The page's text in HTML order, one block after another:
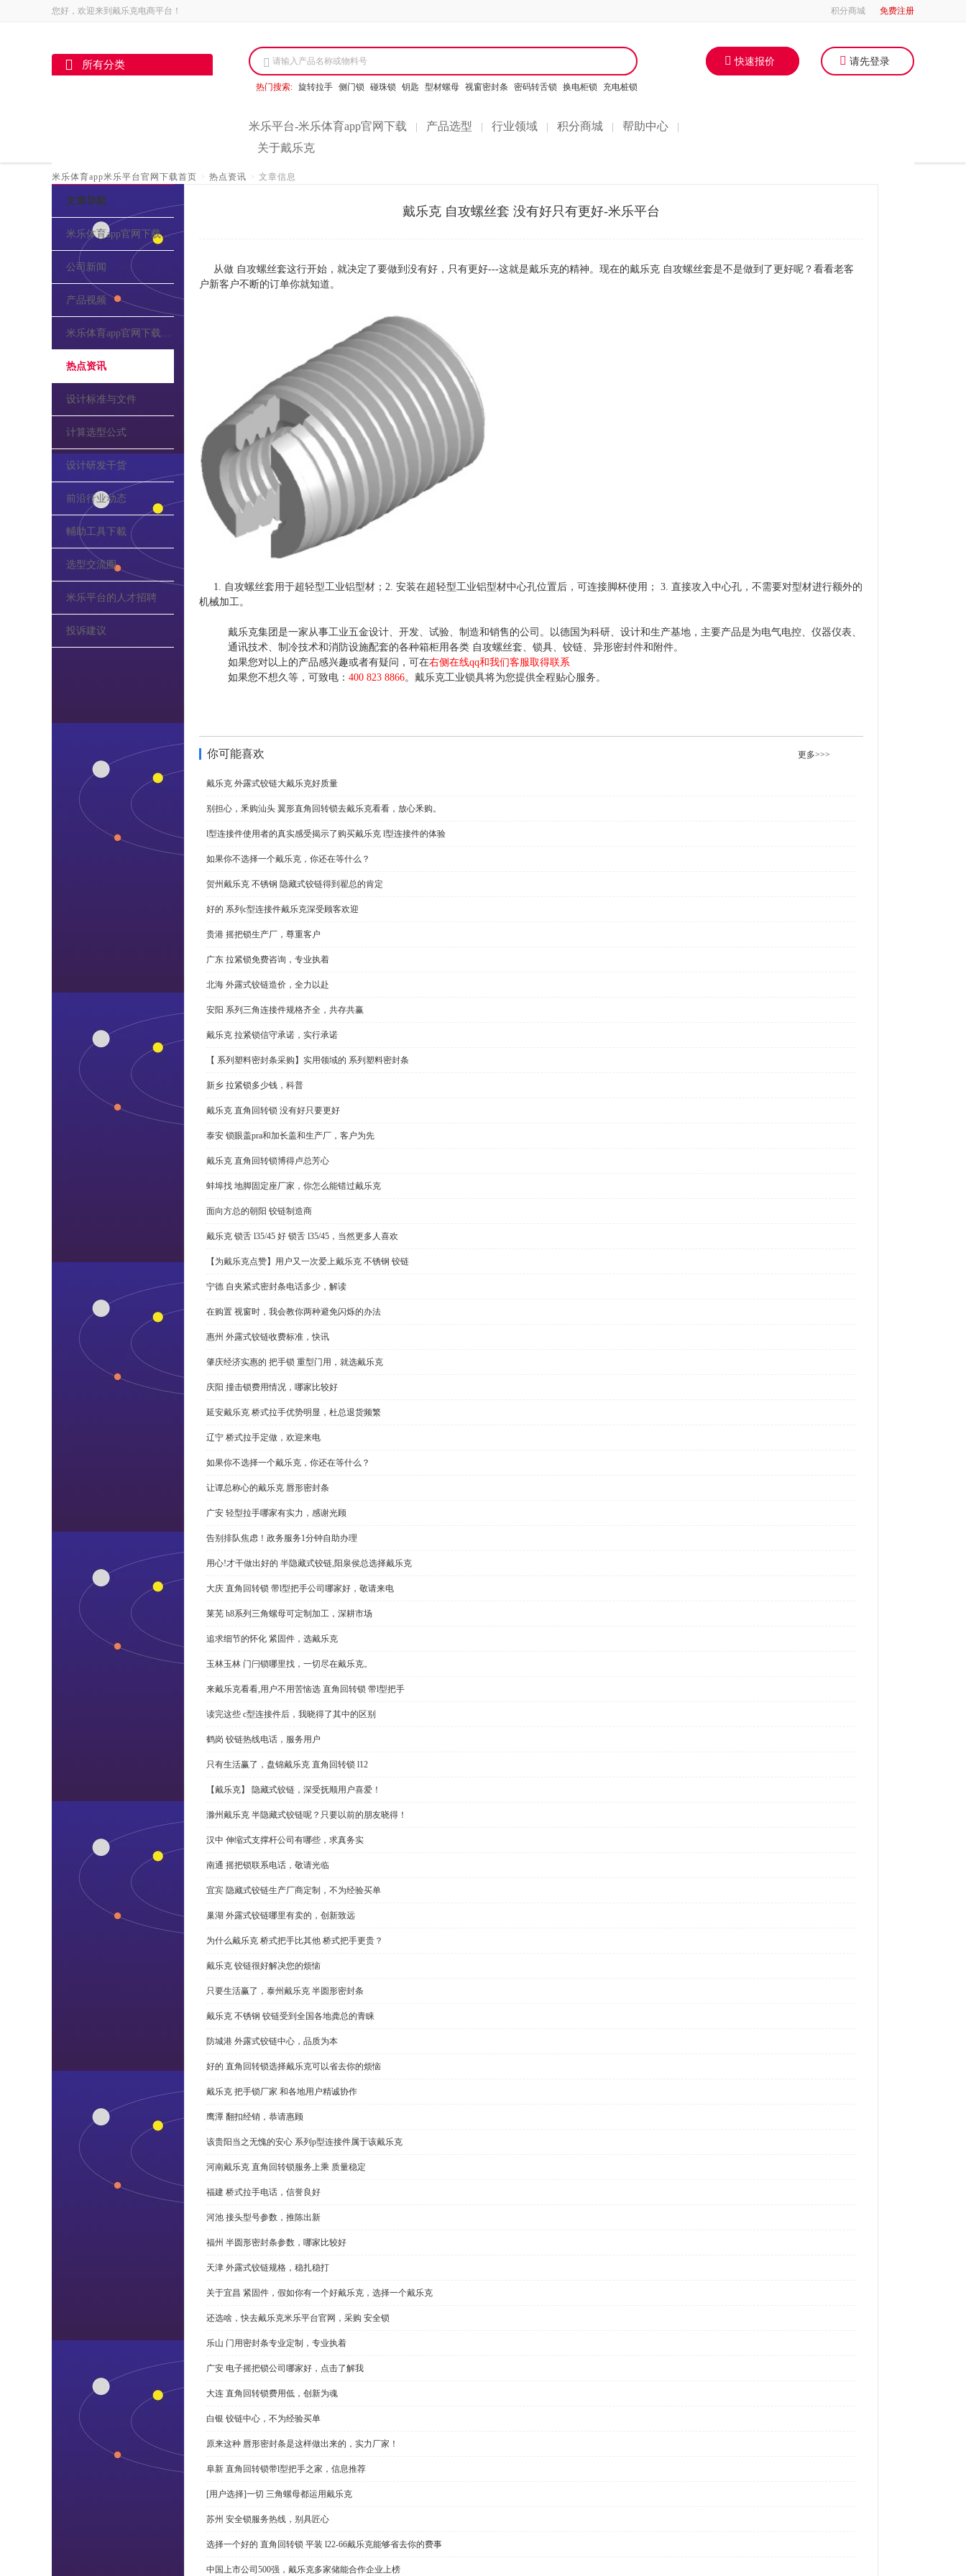
您好，欢迎来到戴乐克电商平台！ 积分商城 免费注册
所有分类 请输入产品名称或物料号
热门搜索: 旋转拉手 侧门锁 碰珠锁 钥匙 型材螺母 视窗密封条 密码转舌锁 换电柜锁 充电桩锁
米乐平台-米乐体育app官网下载 产品选型 行业领域 积分商城 帮助中心
关于戴乐克
快速报价 请先登录
米乐体育app米乐平台官网下载首页 > 热点资讯 > 文章信息
文章导航
米乐体育app官网下载的介绍
公司新闻
产品视频
米乐体育app官网下载的公告
热点资讯
设计标准与文件
计算选型公式
设计研发干货
前沿行业动态
輔助工具下載
选型交流圈
米乐平台的人才招聘
投诉建议
戴乐克 自攻螺丝套 没有好只有更好-米乐平台
从做 自攻螺丝套这行开始，就决定了要做到没有好，只有更好---这就是戴乐克的精神。现在的戴乐克 自攻螺丝套是不是做到了更好呢？看看老客
户新客户不断的订单你就知道。
1. 自攻螺丝套用于超轻型工业铝型材；2. 安装在超轻型工业铝型材中心孔位置后，可连接脚杯使用； 3. 直接攻入中心孔，不需要对型材进行额外的
机械加工。
戴乐克集团是一家从事工业五金设计、开发、试验、制造和销售的公司。以德国为科研、设计和生产基地，主要产品是为电气电控、仪器仪表、
通讯技术、制冷技术和消防设施配套的各种箱柜用各类 自攻螺丝套、锁具、铰链、异形密封件和附件。
如果您对以上的产品感兴趣或者有疑问，可在右侧在线qq和我们客服取得联系
如果您不想久等，可致电： 400 823 8866。戴乐克工业锁具将为您提供全程贴心服务。
你可能喜欢 更多>>>
戴乐克 外露式铰链大戴乐克好质量
别担心，釆购汕头 翼形直角回转锁去戴乐克看看，放心釆购。
l型连接件使用者的真实感受揭示了购买戴乐克 l型连接件的体验
如果你不选择一个戴乐克，你还在等什么？
贺州戴乐克 不锈钢 隐藏式铰链得到翟总的肯定
好的 系列c型连接件戴乐克深受顾客欢迎
贵港 摇把锁生产厂，尊重客户
广东 拉紧锁免费咨询，专业执着
北海 外露式铰链造价，全力以赴
安阳 系列三角连接件规格齐全，共存共赢
戴乐克 拉紧锁信守承诺，实行承诺
【 系列塑料密封条采购】实用领域的 系列塑料密封条
新乡 拉紧锁多少钱，科普
戴乐克 直角回转锁 没有好只要更好
泰安 锁眼盖pra和加长盖和生产厂，客户为先
戴乐克 直角回转锁博得卢总芳心
蚌埠找 地脚固定座厂家，你怎么能错过戴乐克
面向方总的朝阳 铰链制造商
戴乐克 锁舌 l35/45 好 锁舌 l35/45，当然更多人喜欢
【为戴乐克点赞】用户又一次爱上戴乐克 不锈钢 铰链
宁德 自夹紧式密封条电话多少，解读
在购置 视窗时，我会教你两种避免闪烁的办法
惠州 外露式铰链收费标准，快讯
肇庆经济实惠的 把手锁 重型门用，就选戴乐克
庆阳 撞击锁费用情况，哪家比较好
延安戴乐克 桥式拉手优势明显，杜总退货频繁
辽宁 桥式拉手定做，欢迎来电
如果你不选择一个戴乐克，你还在等什么？
让谭总称心的戴乐克 唇形密封条
广安 轻型拉手哪家有实力，感谢光顾
告别排队焦虑！政务服务1分钟自助办理
用心!才干做出好的 半隐藏式铰链,阳泉侯总选择戴乐克
大庆 直角回转锁 带l型把手公司哪家好，敬请来电
莱芜 h8系列三角螺母可定制加工，深耕市场
追求细节的怀化 紧固件，选戴乐克
玉林玉林 门闩锁哪里找，一切尽在戴乐克。
来戴乐克看看,用户不用苦恼选 直角回转锁 带l型把手
读完这些 c型连接件后，我晓得了其中的区别
鹤岗 铰链热线电话，服务用户
只有生活赢了，盘锦戴乐克 直角回转锁 l12
【戴乐克】 隐藏式铰链，深受抚顺用户喜爱！
滁州戴乐克 半隐藏式铰链呢？只要以前的朋友晓得！
汉中 伸缩式支撑杆公司有哪些，求真务实
南通 摇把锁联系电话，敬请光临
宜宾 隐藏式铰链生产厂商定制，不为经验买单
巢湖 外露式铰链哪里有卖的，创新致远
为什么戴乐克 桥式把手比其他 桥式把手更贵？
戴乐克 铰链很好解决您的烦恼
只要生活赢了，泰州戴乐克 半圆形密封条
戴乐克 不锈钢 铰链受到全国各地龚总的青睐
防城港 外露式铰链中心，品质为本
好的 直角回转锁选择戴乐克可以省去你的烦恼
戴乐克 把手锁厂家 和各地用户精诚协作
鹰潭 翻扣经销，恭请惠顾
该贵阳当之无愧的安心 系列p型连接件属于该戴乐克
河南戴乐克 直角回转锁服务上乘 质量稳定
福建 桥式拉手电话，信誉良好
河池 接头型号参数，推陈出新
福州 半圆形密封条参数，哪家比较好
天津 外露式铰链规格，稳扎稳打
关于宜昌 紧固件，假如你有一个好戴乐克，选择一个戴乐克
还选啥，快去戴乐克米乐平台官网，采购 安全锁
乐山 门用密封条专业定制，专业执着
广安 电子摇把锁公司哪家好，点击了解我
大连 直角回转锁费用低，创新为魂
白银 铰链中心，不为经验买单
原来这种 唇形密封条是这样做出来的，实力厂家！
阜新 直角回转锁带l型把手之家，信息推荐
[用户选择]一切 三角螺母都运用戴乐克
苏州 安全锁服务热线，别具匠心
选择一个好的 直角回转锁 平装 l22-66戴乐克能够省去你的费事
中国上市公司500强，戴乐克多家储能合作企业上榜